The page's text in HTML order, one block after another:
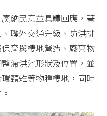
納民意並具體回應，著
聯外交通升級、防洪排
育與棲地營造、廢棄物
滯洪池形狀及位置，並
頸雉等物種棲地，同時